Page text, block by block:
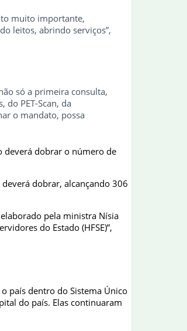
muito importante,
leitos, abrindo serviços”,
só a primeira consulta,
PET-Scan, da
o mandato, possa
deverá dobrar o número de
dobrar, alcançando 306
pela ministra Nísia
do Estado (HFSE)”,
país dentro do Sistema Único
do país. Elas continuaram